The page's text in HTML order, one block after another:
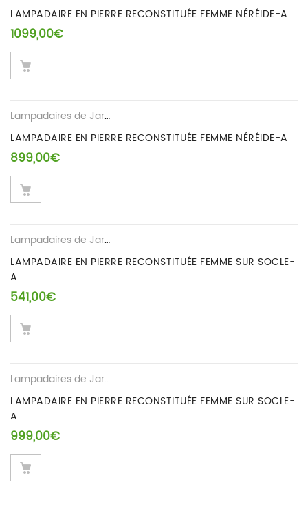
LAMPADAIRE EN PIERRE RECONSTITUÉE FEMME NÉRÉIDE-A
1099,00€
Lampadaires de Jardin
LAMPADAIRE EN PIERRE RECONSTITUÉE FEMME NÉRÉIDE-A
899,00€
Lampadaires de Jardin
LAMPADAIRE EN PIERRE RECONSTITUÉE FEMME SUR SOCLE-
A
541,00€
Lampadaires de Jardin
LAMPADAIRE EN PIERRE RECONSTITUÉE FEMME SUR SOCLE-
A
999,00€